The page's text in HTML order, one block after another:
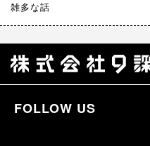
雑多な話
FOLLOW US